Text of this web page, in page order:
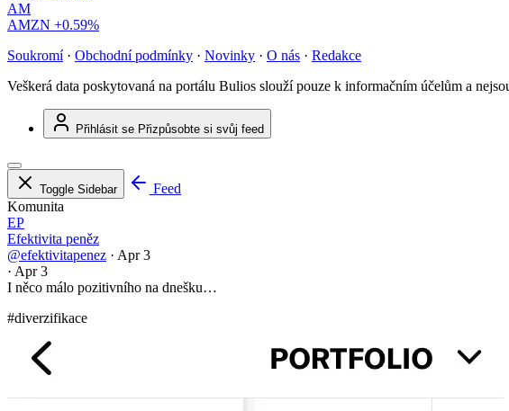
AM
AMZN +0.59%
Soukromí · Obchodní podmínky · Novinky · O nás · Redakce
Veškerá data poskytovaná na portálu Bulios slouží pouze k informačním účelům a
Přihlásit se Přizpůsobte si svůj feed
Toggle Sidebar
Feed
Komunita
EP
Efektivita peněz
@efektivitapenez · Apr 3
· Apr 3
I něco málo pozitivního na dnešku…
#diverzifikace